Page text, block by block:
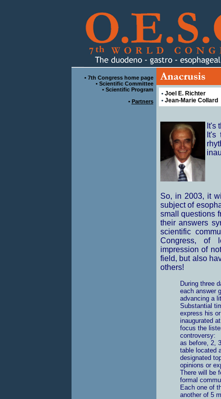
• 7th Congress home page
• Scientific Committee
• Scientific Program
• Partners
•Joel E. Richter
• Jean-Marie Collard
It's
It's
So, in 2003, it
subject of
small questions
their answers
scientific
Congress, of
impression of
field, but also
others!
During three
each answer
advancing a
Substantial
express his
inaugurated
focus the
controversy:
as before, 2,
table located
designated
opinions or
There will be
formal
Each one of
another of 5